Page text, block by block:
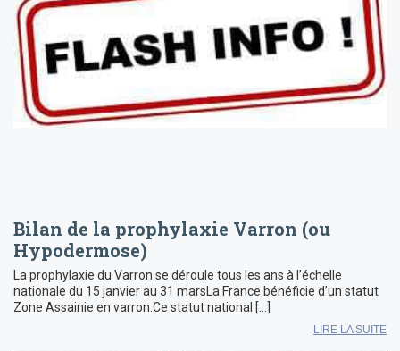
Bilan de la prophylaxie Varron (ou
Hypodermose)
La prophylaxie du Varron se déroule tous les ans à l’échelle
nationale du 15 janvier au 31 marsLa France bénéficie d’un statut
Zone Assainie en varron.Ce statut national […]
LIRE LA SUITE